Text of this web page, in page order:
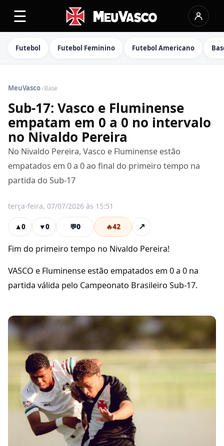
☰
Futebol Futebol Feminino Futebol Americano
MeuVasco›Base
Sub-17: Vasco e Fluminense
empatam em 0 a 0 no intervalo
no Nivaldo Pereira
No Nivaldo Pereira, Vasco e Fluminense estão
empatados em 0 a 0 ao final do primeiro tempo na
partida do Sub-17
terça-feira, 07/07/2026 às 15:51
▲0 ▼0 💬0 🔥42 ↗
Fim do primeiro tempo no Nivaldo Pereira!
VASCO e Fluminense estão empatados em 0 a 0 na
partida válida pelo Campeonato Brasileiro Sub-17.